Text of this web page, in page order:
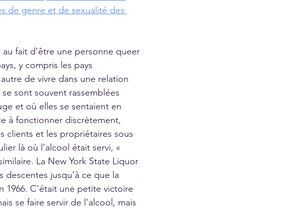
de genre et de sexualité des
fait d’être une personne queer
y compris les pays
de vivre dans une relation
sont souvent rassemblées
et où elles se sentaient en
à fonctionner discrètement,
clients et les propriétaires sous
là où l’alcool était servi, «
La New York State Liquor
jusqu’à ce que la
C’était une petite victoire
se faire servir de l’alcool, mais